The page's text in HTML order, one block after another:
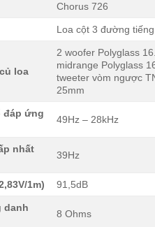
Chorus 726
Loa cột 3 đường tiếng
loa
2 woofer Polyglass
midrange Polyglass
tweeter vòm ngược
25mm
đáp ứng
49Hz – 28kHz
nhất
39Hz
1m) 91,5dB
danh
8 Ohms